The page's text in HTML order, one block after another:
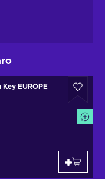
EUROPE